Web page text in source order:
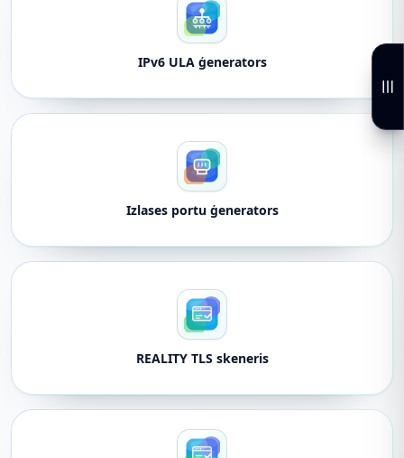
IPv6 ULA ģenerators
Izlases portu ģenerators
REALITY TLS skeneris